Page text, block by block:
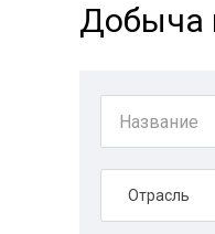
Добыча
Отрасль